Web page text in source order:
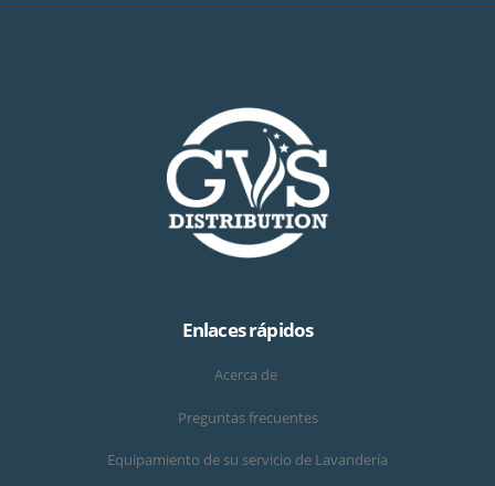
Enlaces rápidos
Acerca de
Preguntas frecuentes
Equipamiento de su servicio de Lavandería